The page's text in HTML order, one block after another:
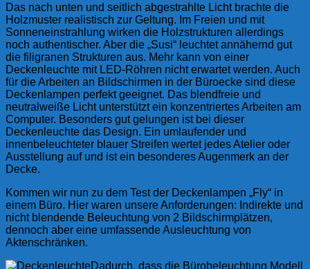
Das nach unten und seitlich abgestrahlte Licht brachte die
Holzmuster realistisch zur Geltung. Im Freien und mit
Sonneneinstrahlung wirken die Holzstrukturen allerdings
noch authentischer. Aber die „Susi“ leuchtet annähernd gut
die filigranen Strukturen aus. Mehr kann von einer
Deckenleuchte mit LED-Röhren nicht erwartet werden. Auch
für die Arbeiten an Bildschirmen in der Büroecke sind diese
Deckenlampen perfekt geeignet. Das blendfreie und
neutralweiße Licht unterstützt ein konzentriertes Arbeiten am
Computer. Besonders gut gelungen ist bei dieser
Deckenleuchte das Design. Ein umlaufender und
innenbeleuchteter blauer Streifen wertet jedes Atelier oder
Ausstellung auf und ist ein besonderes Augenmerk an der
Decke.
Kommen wir nun zu dem Test der Deckenlampen „Fly“ in
einem Büro. Hier waren unsere Anforderungen: Indirekte und
nicht blendende Beleuchtung von 2 Bildschirmplätzen,
dennoch aber eine umfassende Ausleuchtung von
Aktenschränken.
Dadurch, dass die Bürobeleuchtung Modell